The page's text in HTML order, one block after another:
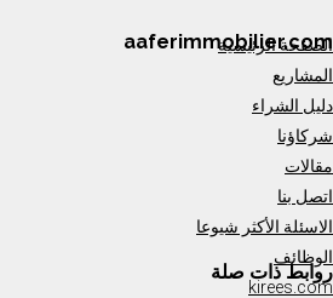
aaferimmobilier.com
الصفحة الرئيسية
المشاريع
دليل الشراء
شركاؤنا
مقالات
اتصل بنا
الاسئلة الأكثر شيوعا
الوظائف
روابط ذات صلة
kirees.com